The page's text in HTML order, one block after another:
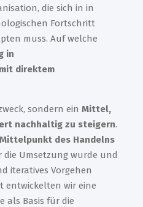
die sich in in
Fortschritt
muss. Auf welche
in
direktem
sondern ein Mittel,
nachhaltig zu steigern.
des Handelns
die Umsetzung wurde und
iteratives Vorgehen
entwickelten wir eine
als Basis für die